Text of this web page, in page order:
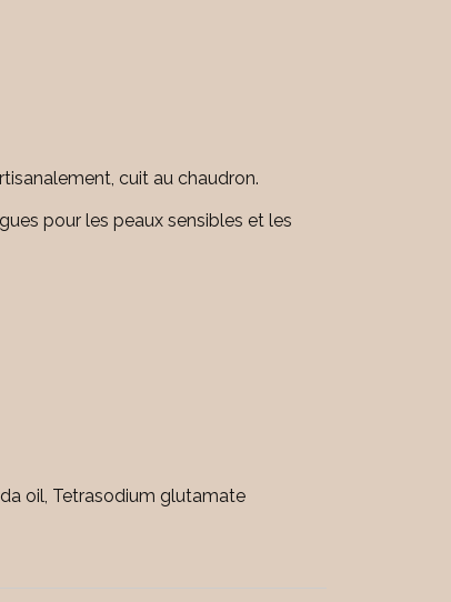
cuit au chaudron.
pour les peaux sensibles et les
oil, Tetrasodium glutamate